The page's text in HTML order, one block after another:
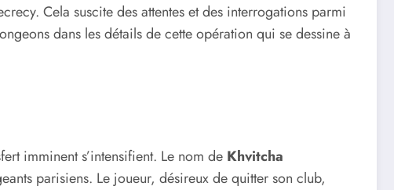
Cela suscite des attentes et des interrogations parmi
dans les détails de cette opération qui se dessine à
imminent s’intensifient. Le nom de Khvitcha
parisiens. Le joueur, désireux de quitter son club,